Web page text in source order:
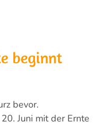
beginnt
bevor.
Juni mit der Ernte